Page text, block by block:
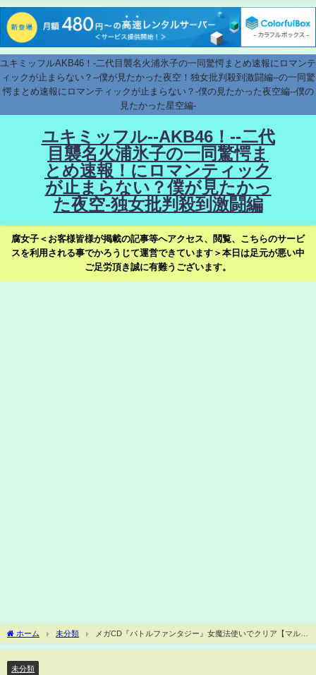
ユキミッフルAKB46！-二代目襲名火浦氷子の一同驚愕まとめ速報にロマンテ
ィックが止まらない？--僕が見たかった夜空！独女批判殺到激闘編--の一同驚
愕まとめ速報にロマンティックが止まらない？-僕の見たかった夜空編--僕の
見たかった星空編-
ユキミッフル--AKB46！--二代
目襲名火浦氷子の一同驚愕ま
とめ速報！にロマンティック
が止まらない？僕が見たかっ
た夜空-独女批判殺到激闘編
腐女子＜お客様皆様が掲載の記事等へアクセス、閲覧、こちらのサービ
スを利用される事でかろうじて運営できています＞本日は足元が悪い中
ご足労頂き誠に有難うございます。
ホーム 未分類
メガCD『バトルファンタジー』女魔法使いでクリア【マルカ
ツ!レトロゲーム】
未分類